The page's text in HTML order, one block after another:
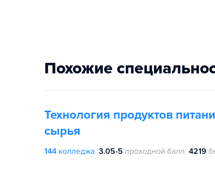
Похожие
Технология продуктов
сырья
144 колледжа 3.05-5 проходной балл 4219